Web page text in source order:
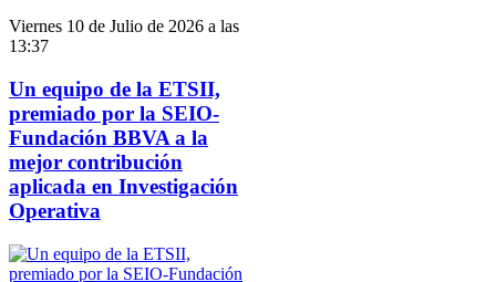
Viernes 10 de Julio de 2026 a las
13:37
Un equipo de la ETSII,
premiado por la SEIO-
Fundación BBVA a la
mejor contribución
aplicada en Investigación
Operativa